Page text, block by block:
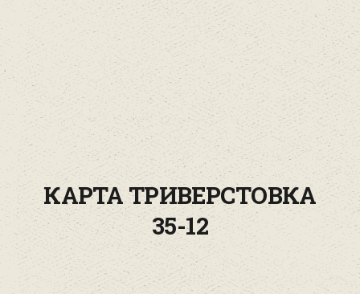
КАРТА ТРИВЕРСТОВКА
35-12